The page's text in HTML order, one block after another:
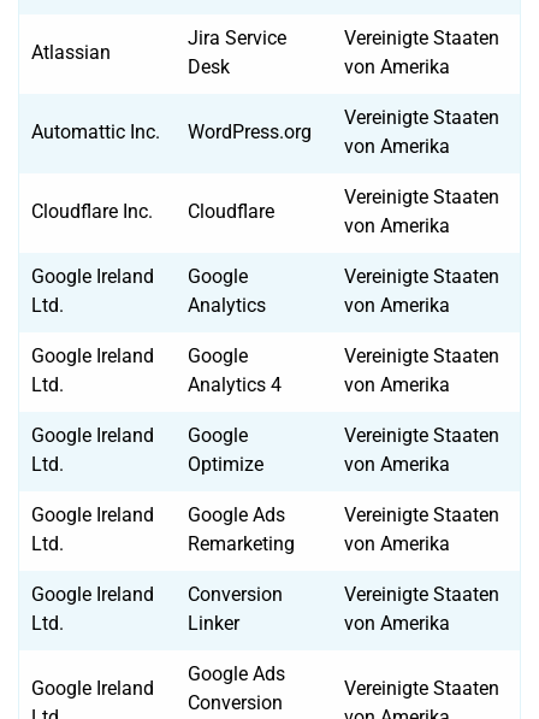
Atlassian
Jira Service
Desk
Vereinigte Staaten
von Amerika
Automattic Inc. WordPress.org
Vereinigte Staaten
von Amerika
Cloudflare Inc. Cloudflare
Vereinigte Staaten
von Amerika
Google Ireland
Ltd.
Google
Analytics
Vereinigte Staaten
von Amerika
Google Ireland
Ltd.
Google
Analytics 4
Vereinigte Staaten
von Amerika
Google Ireland
Ltd.
Google
Optimize
Vereinigte Staaten
von Amerika
Google Ireland
Ltd.
Google Ads
Remarketing
Vereinigte Staaten
von Amerika
Google Ireland
Ltd.
Conversion
Linker
Vereinigte Staaten
von Amerika
Google Ireland
Google Ads
Conversion
Vereinigte Staaten